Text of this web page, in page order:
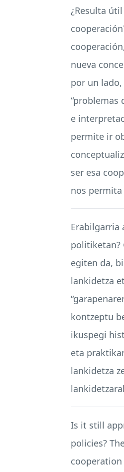
¿Resulta
nueva
por un
“problemas
e
permite ir
ser esa
nos
Erabilgarria
politiketan?
egiten da,
lankidetza
kontzeptu
ikuspegi
eta
lankidetza
Is it still
policies?